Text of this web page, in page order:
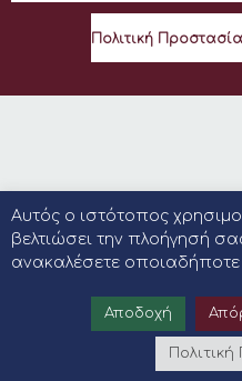
Πολιτική
Αυτός ο ιστότοπος
βελτιώσει την πλοήγησή
ανακαλέσετε οποιαδήποτε
Αποδοχή